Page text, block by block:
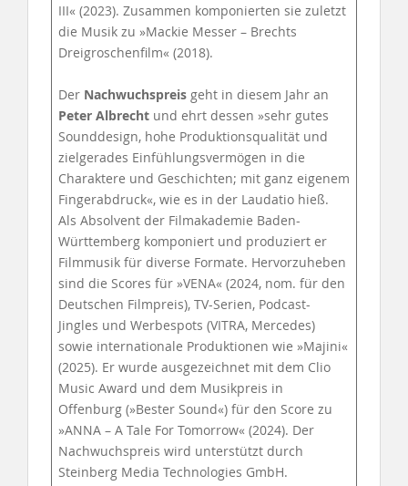
III« (2023). Zusammen komponierten sie zuletzt
die Musik zu »Mackie Messer – Brechts
Dreigroschenfilm« (2018).
Der Nachwuchspreis geht in diesem Jahr an
Peter Albrecht und ehrt dessen »sehr gutes
Sounddesign, hohe Produktionsqualität und
zielgerades Einfühlungsvermögen in die
Charaktere und Geschichten; mit ganz eigenem
Fingerabdruck«, wie es in der Laudatio hieß.
Als Absolvent der Filmakademie Baden-
Württemberg komponiert und produziert er
Filmmusik für diverse Formate. Hervorzuheben
sind die Scores für »VENA« (2024, nom. für den
Deutschen Filmpreis), TV-Serien, Podcast-
Jingles und Werbespots (VITRA, Mercedes)
sowie internationale Produktionen wie »Majini«
(2025). Er wurde ausgezeichnet mit dem Clio
Music Award und dem Musikpreis in
Offenburg (»Bester Sound«) für den Score zu
»ANNA – A Tale For Tomorrow« (2024). Der
Nachwuchspreis wird unterstützt durch
Steinberg Media Technologies GmbH.